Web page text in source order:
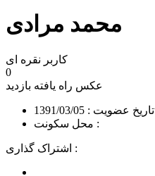
محمد مرادی
کاربر نقره ای
0
عکس راه یافته بازدید
تاریخ عضویت : 1391/03/05
محل سکونت :
اشتراک گذاری :